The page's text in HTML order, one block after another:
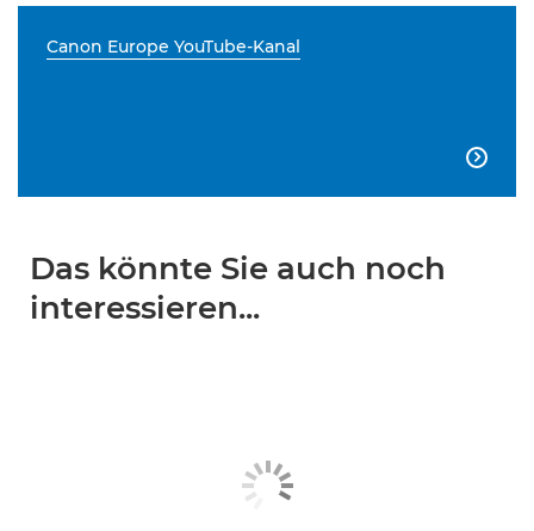
Canon Europe YouTube-Kanal

Das könnte Sie auch noch
interessieren...